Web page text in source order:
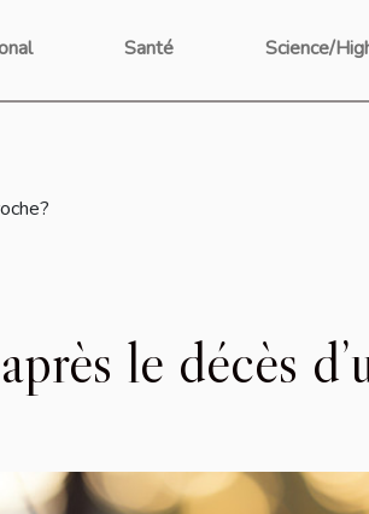
Santé Science/
le décès